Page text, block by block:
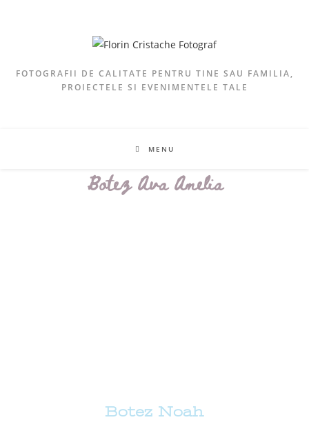
FOTOGRAFII DE CALITATE PENTRU TINE SAU FAMILIA,
PROIECTELE SI EVENIMENTELE TALE
MENU
Botez Ava Amelia
Botez Noah